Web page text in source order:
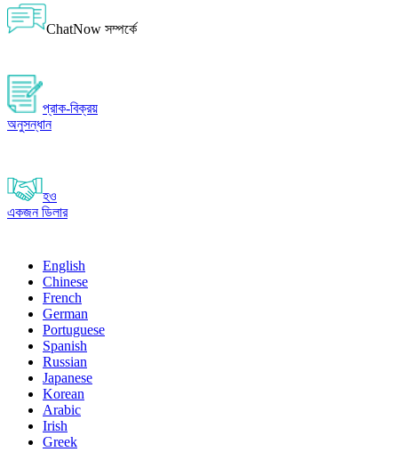
ChatNow সম্পর্কে
প্রাক-বিক্রয়
অনুসন্ধান
হও
একজন ডিলার
English
Chinese
French
German
Portuguese
Spanish
Russian
Japanese
Korean
Arabic
Irish
Greek